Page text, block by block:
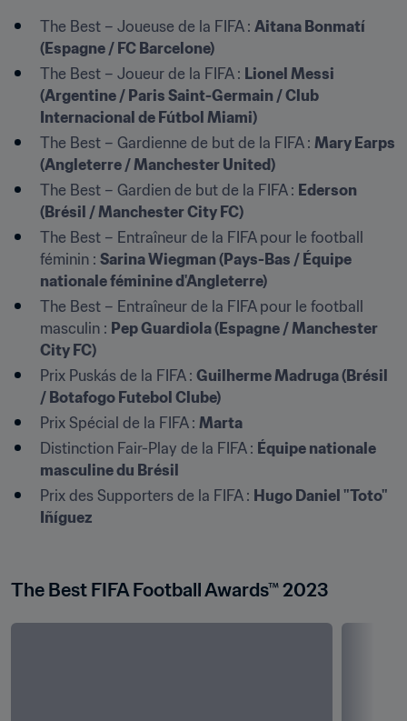
The Best – Joueuse de la FIFA : Aitana Bonmatí
(Espagne / FC Barcelone)
The Best – Joueur de la FIFA : Lionel Messi
(Argentine / Paris Saint-Germain / Club
Internacional de Fútbol Miami)
The Best – Gardienne de but de la FIFA : Mary Earps
(Angleterre / Manchester United)
The Best – Gardien de but de la FIFA : Ederson
(Brésil / Manchester City FC)
The Best – Entraîneur de la FIFA pour le football
féminin : Sarina Wiegman (Pays-Bas / Équipe
nationale féminine d'Angleterre)
The Best – Entraîneur de la FIFA pour le football
masculin : Pep Guardiola (Espagne / Manchester
City FC)
Prix Puskás de la FIFA : Guilherme Madruga (Brésil
/ Botafogo Futebol Clube)
Prix Spécial de la FIFA : Marta
Distinction Fair-Play de la FIFA : Équipe nationale
masculine du Brésil
Prix des Supporters de la FIFA : Hugo Daniel "Toto"
Iñíguez
The Best FIFA Football Awards™ 2023